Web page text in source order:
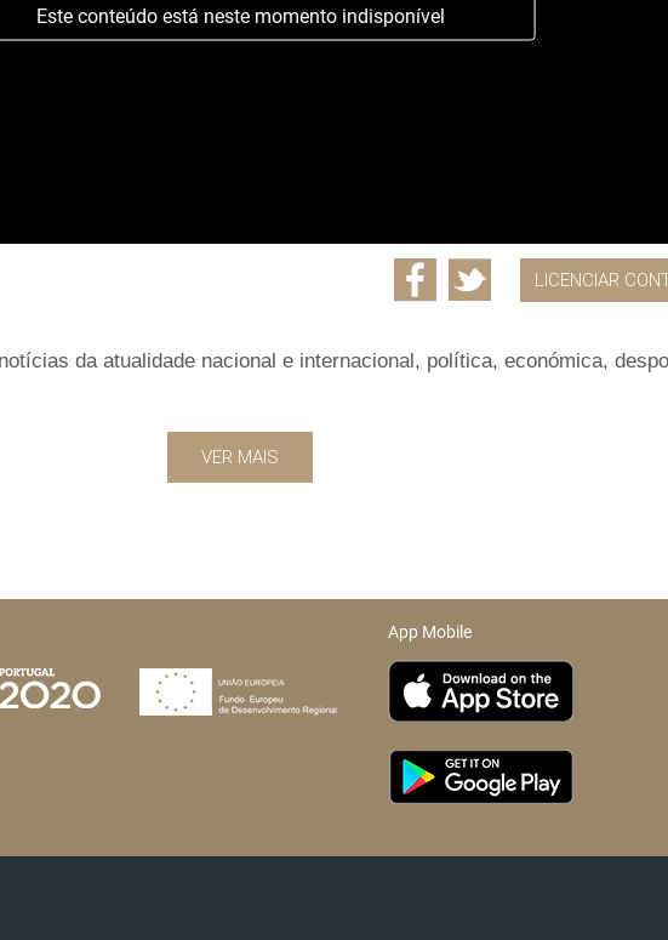
Este conteúdo está neste momento indisponível
LICENCIAR
da atualidade nacional e internacional, política, económica,
VER MAIS
App Mobile